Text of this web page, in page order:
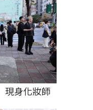
現身化妝師